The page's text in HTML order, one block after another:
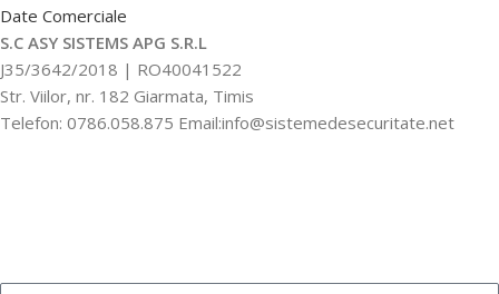
Date Comerciale
S.C ASY SISTEMS APG S.R.L
J35/3642/2018 | RO40041522
Str. Viilor, nr. 182 Giarmata, Timis
Telefon: 0786.058.875 Email:info@sistemedesecuritate.net